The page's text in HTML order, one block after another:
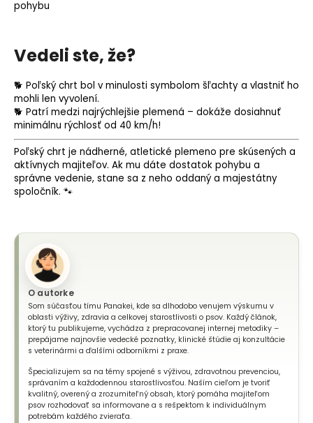
pohybu
Vedeli ste, že?
🐕 Poľský chrt bol v minulosti symbolom šľachty a vlastniť ho
mohli len vyvolení.
🐕 Patrí medzi najrýchlejšie plemená – dokáže dosiahnuť
minimálnu rýchlosť od 40 km/h!
Poľský chrt je nádherné, atletické plemeno pre skúsených a
aktívnych majiteľov. Ak mu dáte dostatok pohybu a
správne vedenie, stane sa z neho oddaný a majestátny
spoločník. 🐾
O autorke
Som súčasťou tímu Panakei, kde sa dlhodobo venujem výskumu v
oblasti výživy, zdravia a celkovej starostlivosti o psov. Každý článok,
ktorý tu publikujeme, vychádza z prepracovanej internej metodiky –
prepájame najnovšie vedecké poznatky, klinické štúdie aj konzultácie
s veterinármi a ďalšími odborníkmi z praxe.
Špecializujem sa na témy spojené s výživou, zdravotnou prevenciou,
správaním a každodennou starostlivosťou. Naším cieľom je tvoriť
kvalitný, overený a zrozumiteľný obsah, ktorý pomáha majiteľom
psov rozhodovať sa informovane a s rešpektom k individuálnym
potrebám každého zvieraťa.